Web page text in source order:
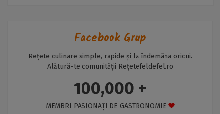
Facebook Grup
Rețete culinare simple, rapide și la îndemâna oricui.
Alătură-te comunității Rețetefeldefel.ro
100,000 +
MEMBRI PASIONAȚI DE GASTRONOMIE